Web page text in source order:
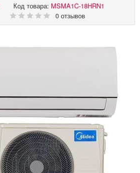
Код товара: MSMA1C-18HRN1
0 отзывов